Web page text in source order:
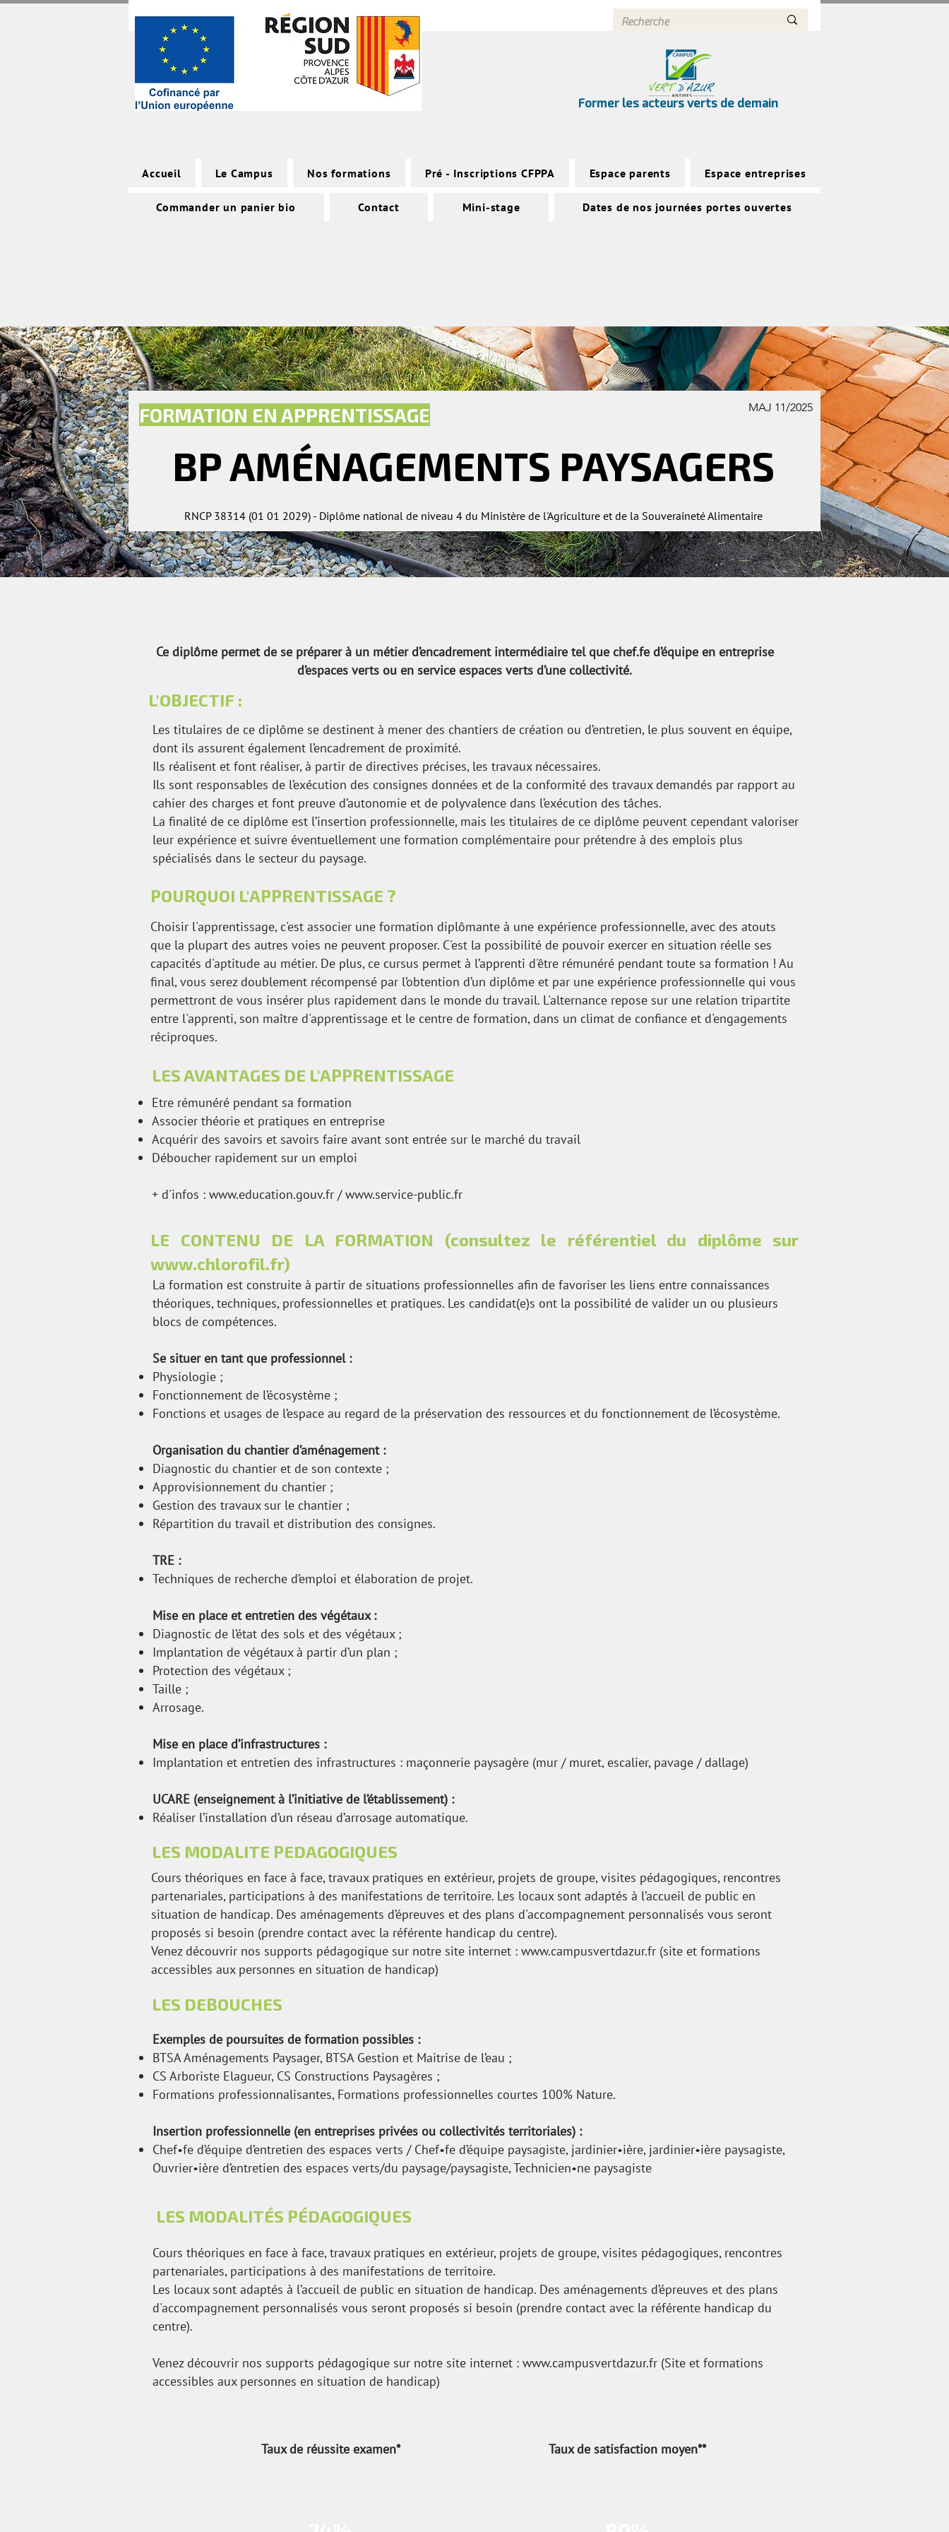
Former les acteurs verts de demain
Accueil Le Campus Nos formations Pré - Inscriptions CFPPA Espace parents Espace entreprises
Commander un panier bio Contact Mini-stage Dates de nos journées portes ouvertes
FORMATION EN APPRENTISSAGE MAJ 11/2025
BP AMÉNAGEMENTS PAYSAGERS
RNCP 38314 (01 01 2029) - Diplôme national de niveau 4 du Ministère de l'Agriculture et de la Souveraineté Alimentaire
Ce diplôme permet de se préparer à un métier d’encadrement intermédiaire tel que chef.fe d’équipe en entreprise
d’espaces verts ou en service espaces verts d’une collectivité.
L'OBJECTIF :
Les titulaires de ce diplôme se destinent à mener des chantiers de création ou d’entretien, le plus souvent en équipe,
dont ils assurent également l’encadrement de proximité.
Ils réalisent et font réaliser, à partir de directives précises, les travaux nécessaires.
Ils sont responsables de l’exécution des consignes données et de la conformité des travaux demandés par rapport au
cahier des charges et font preuve d’autonomie et de polyvalence dans l’exécution des tâches.
La finalité de ce diplôme est l’insertion professionnelle, mais les titulaires de ce diplôme peuvent cependant valoriser
leur expérience et suivre éventuellement une formation complémentaire pour prétendre à des emplois plus
spécialisés dans le secteur du paysage.
POURQUOI L'APPRENTISSAGE ?
Choisir l'apprentissage, c'est associer une formation diplômante à une expérience professionnelle, avec des atouts
que la plupart des autres voies ne peuvent proposer. C'est la possibilité de pouvoir exercer en situation réelle ses
capacités d'aptitude au métier. De plus, ce cursus permet à l’apprenti d'être rémunéré pendant toute sa formation ! Au
final, vous serez doublement récompensé par l’obtention d’un diplôme et par une expérience professionnelle qui vous
permettront de vous insérer plus rapidement dans le monde du travail. L'alternance repose sur une relation tripartite
entre l'apprenti, son maître d'apprentissage et le centre de formation, dans un climat de confiance et d'engagements
réciproques.
LES AVANTAGES DE L'APPRENTISSAGE
Etre rémunéré pendant sa formation
Associer théorie et pratiques en entreprise
Acquérir des savoirs et savoirs faire avant sont entrée sur le marché du travail
Déboucher rapidement sur un emploi
+ d'infos : www.education.gouv.fr /www.service-public.fr
LE CONTENU DE LA FORMATION (consultez le référentiel du diplôme sur
www.chlorofil.fr)
La formation est construite à partir de situations professionnelles afin de favoriser les liens entre connaissances
théoriques, techniques, professionnelles et pratiques. Les candidat(e)s ont la possibilité de valider un ou plusieurs
blocs de compétences.
Se situer en tant que professionnel :
Physiologie ;
Fonctionnement de l’écosystème ;
Fonctions et usages de l’espace au regard de la préservation des ressources et du fonctionnement de l’écosystème.
Organisation du chantier d’aménagement :
Diagnostic du chantier et de son contexte ;
Approvisionnement du chantier ;
Gestion des travaux sur le chantier ;
Répartition du travail et distribution des consignes.
TRE :
Techniques de recherche d’emploi et élaboration de projet.
Mise en place et entretien des végétaux :
Diagnostic de l’état des sols et des végétaux ;
Implantation de végétaux à partir d’un plan ;
Protection des végétaux ;
Taille ;
Arrosage.
Mise en place d’infrastructures :
Implantation et entretien des infrastructures : maçonnerie paysagère (mur / muret, escalier, pavage / dallage)
UCARE (enseignement à l’initiative de l’établissement) :
Réaliser l’installation d’un réseau d’arrosage automatique.
LES MODALITE PEDAGOGIQUES
Cours théoriques en face à face, travaux pratiques en extérieur, projets de groupe, visites pédagogiques, rencontres
partenariales, participations à des manifestations de territoire. Les locaux sont adaptés à l’accueil de public en
situation de handicap. Des aménagements d’épreuves et des plans d'accompagnement personnalisés vous seront
proposés si besoin (prendre contact avec la référente handicap du centre).
Venez découvrir nos supports pédagogique sur notre site internet : www.campusvertdazur.fr (site et formations
accessibles aux personnes en situation de handicap)
LES DEBOUCHES
Exemples de poursuites de formation possibles :
BTSA Aménagements Paysager, BTSA Gestion et Maitrise de l’eau ;
CS Arboriste Elagueur, CS Constructions Paysagères ;
Formations professionnalisantes, Formations professionnelles courtes 100% Nature.
Insertion professionnelle (en entreprises privées ou collectivités territoriales) :
Chef•fe d’équipe d’entretien des espaces verts / Chef•fe d’équipe paysagiste, jardinier•ière, jardinier•ière paysagiste,
Ouvrier•ière d’entretien des espaces verts/du paysage/paysagiste, Technicien•ne paysagiste
LES MODALITÉS PÉDAGOGIQUES
Cours théoriques en face à face, travaux pratiques en extérieur, projets de groupe, visites pédagogiques, rencontres
partenariales, participations à des manifestations de territoire.
Les locaux sont adaptés à l’accueil de public en situation de handicap. Des aménagements d’épreuves et des plans
d'accompagnement personnalisés vous seront proposés si besoin (prendre contact avec la référente handicap du
centre).
Venez découvrir nos supports pédagogique sur notre site internet : www.campusvertdazur.fr (Site et formations
accessibles aux personnes en situation de handicap)
Taux de réussite examen* Taux de satisfaction moyen**